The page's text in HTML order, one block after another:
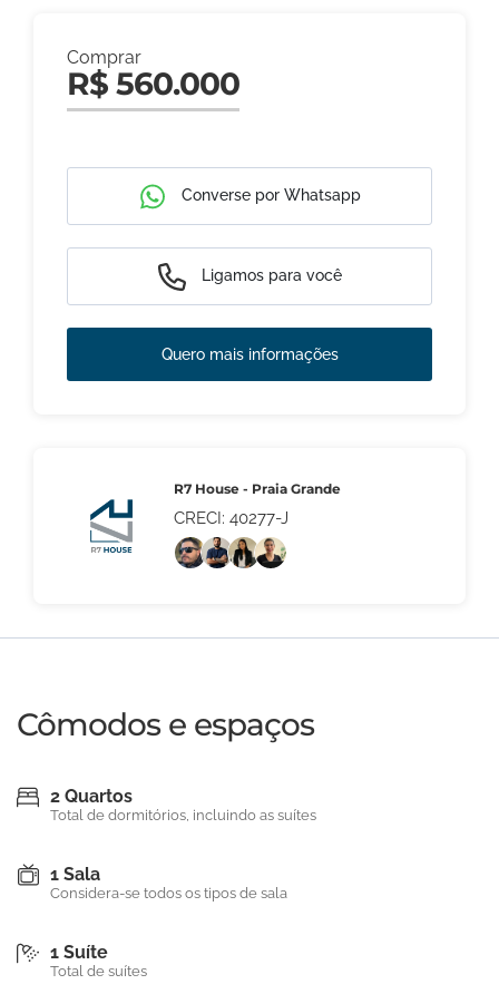
Comprar
R$ 560.000
Converse por Whatsapp
Ligamos para você
Quero mais informações
R7 House - Praia Grande
CRECI: 40277-J
Cômodos e espaços
2 Quartos
Total de dormitórios, incluindo as suítes
1 Sala
Considera-se todos os tipos de sala
1 Suíte
Total de suítes